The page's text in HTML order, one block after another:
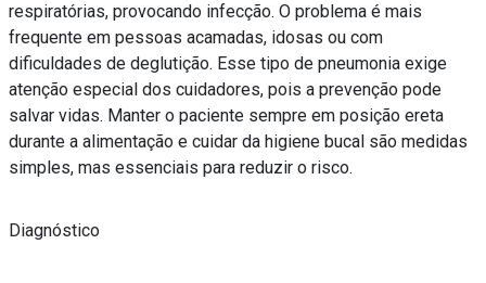
respiratórias, provocando infecção. O problema é mais
frequente em pessoas acamadas, idosas ou com
dificuldades de deglutição. Esse tipo de pneumonia exige
atenção especial dos cuidadores, pois a prevenção pode
salvar vidas. Manter o paciente sempre em posição ereta
durante a alimentação e cuidar da higiene bucal são medidas
simples, mas essenciais para reduzir o risco.
Diagnóstico